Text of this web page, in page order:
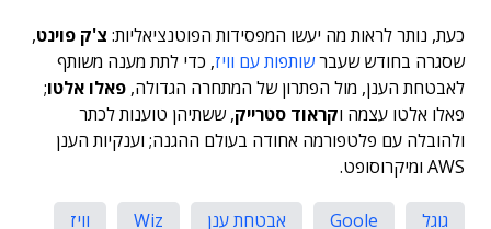
כעת, נותר לראות מה יעשו המפסידות הפוטנציאליות: צ'ק פוינט,
שסגרה בחודש שעברשותפות עם וויז, כדי לתת מענה משותף
לאבטחת הענן, מול הפתרון של המתחרה הגדולה, פאלו אלטו;
פאלו אלטו עצמה וקראוד סטרייק, ששתיהן טוענות לכתר
ולהובלה עם פלטפורמה אחודה בעולם ההגנה; וענקיות הענן
AWS ומיקרוסופט.
גוגל Goole אבטחת ענן Wiz וויז